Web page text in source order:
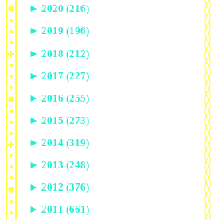
► 2020 (216)
► 2019 (196)
► 2018 (212)
► 2017 (227)
► 2016 (255)
► 2015 (273)
► 2014 (319)
► 2013 (248)
► 2012 (376)
► 2011 (661)